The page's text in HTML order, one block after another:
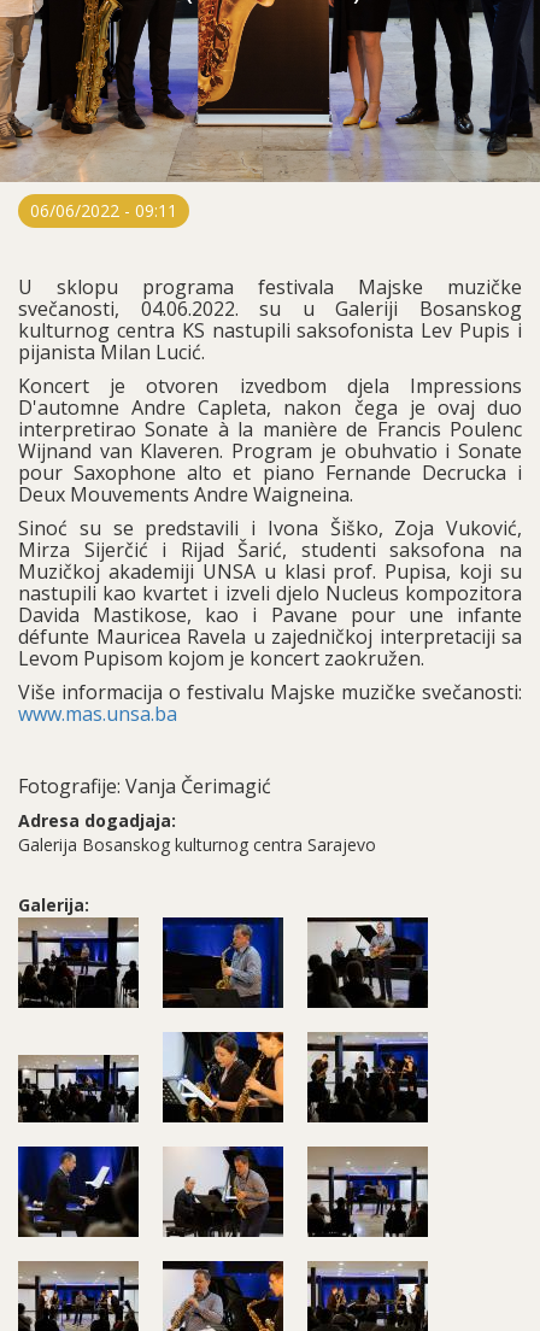
06/06/2022 - 09:11
U sklopu programa festivala Majske muzičke
svečanosti, 04.06.2022. su u Galeriji Bosanskog
kulturnog centra KS nastupili saksofonista Lev Pupis i
pijanista Milan Lucić.
Koncert je otvoren izvedbom djela Impressions
D'automne Andre Capleta, nakon čega je ovaj duo
interpretirao Sonate à la manière de Francis Poulenc
Wijnand van Klaveren. Program je obuhvatio i Sonate
pour Saxophone alto et piano Fernande Decrucka i
Deux Mouvements Andre Waigneina.
Sinoć su se predstavili i Ivona Šiško, Zoja Vuković,
Mirza Sijerčić i Rijad Šarić, studenti saksofona na
Muzičkoj akademiji UNSA u klasi prof. Pupisa, koji su
nastupili kao kvartet i izveli djelo Nucleus kompozitora
Davida Mastikose, kao i Pavane pour une infante
défunte Mauricea Ravela u zajedničkoj interpretaciji sa
Levom Pupisom kojom je koncert zaokružen.
Više informacija o festivalu Majske muzičke svečanosti:
www.mas.unsa.ba
Fotografije: Vanja Čerimagić
Adresa dogadjaja:
Galerija Bosanskog kulturnog centra Sarajevo
Galerija: